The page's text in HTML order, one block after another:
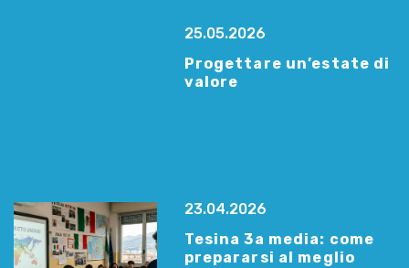
25.05.2026
Progettare un’estate di
valore
23.04.2026
Tesina 3a media: come
prepararsi al meglio